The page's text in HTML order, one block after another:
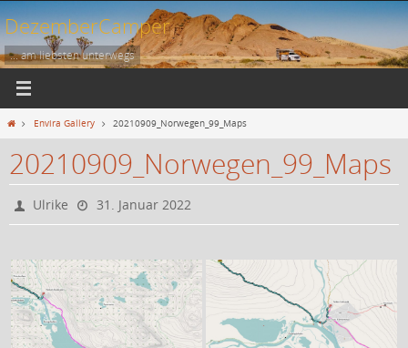
Zum
Inhalt
springen
DezemberCamper
... am liebsten unterwegs
StartEnvira Gallery 20210909_Norwegen_99_Maps
20210909_Norwegen_99_Maps
Ulrike 31. Januar 2022